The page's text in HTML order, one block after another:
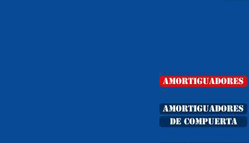
AMORTIGUADORES
de compuerta
AMORTIGUADORES